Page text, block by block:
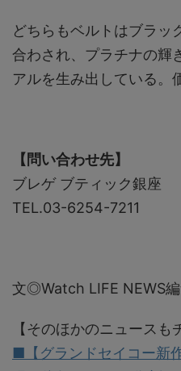
どちらもベルトはブラッ
合わされ、プラチナの輝
アルを生み出している。
【問い合わせ先】
ブレゲ ブティック銀座
TEL.03-6254-7211
文◎Watch LIFE NEWS
【そのほかのニュースも
■【グランドセイコー新